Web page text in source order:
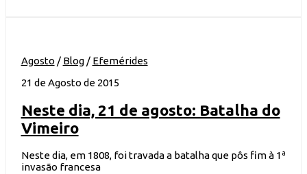
Agosto / Blog/ Efemérides
21 de Agosto de 2015
Neste dia, 21 de agosto: Batalha do
Vimeiro
Neste dia, em 1808, foi travada a batalha que pôs fim à 1ª
invasão francesa